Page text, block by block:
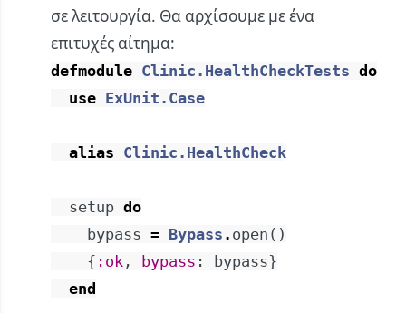
σε λειτουργία. Θα αρχίσουμε με ένα
επιτυχές αίτημα:
defmodule Clinic.HealthCheckTests do
use ExUnit.Case
alias Clinic.HealthCheck
setup do
bypass = Bypass . open ( )
{ :ok , bypass : bypass}
end